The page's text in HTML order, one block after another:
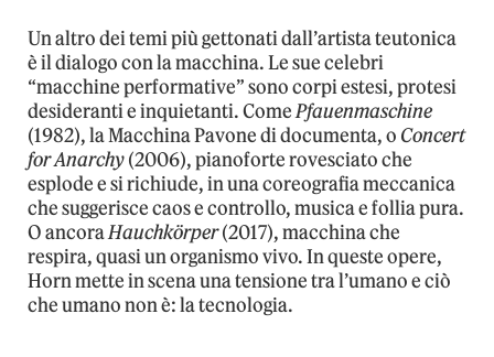
Un altro dei temi più gettonati dall’artista teutonica
è il dialogo con la macchina. Le sue celebri
“macchine performative” sono corpi estesi, protesi
desideranti e inquietanti. ComePfauenmaschine
(1982), la Macchina Pavone di documenta, o Concert
for Anarchy(2006), pianoforte rovesciato che
esplode e si richiude, in una coreografia meccanica
che suggerisce caos e controllo, musica e follia pura.
O ancoraHauchkörper(2017), macchina che
respira, quasi un organismo vivo. In queste opere,
Horn mette in scena una tensione tra l’umano e ciò
che umano non è: la tecnologia.